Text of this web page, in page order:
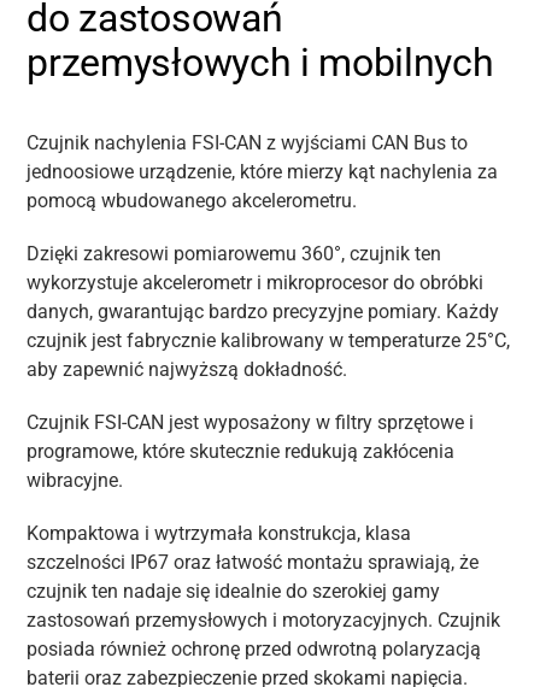
do zastosowań
przemysłowych i mobilnych
Czujnik nachylenia FSI-CAN z wyjściami CAN Bus to
jednoosiowe urządzenie, które mierzy kąt nachylenia za
pomocą wbudowanego akcelerometru.
Dzięki zakresowi pomiarowemu 360°, czujnik ten
wykorzystuje akcelerometr i mikroprocesor do obróbki
danych, gwarantując bardzo precyzyjne pomiary. Każdy
czujnik jest fabrycznie kalibrowany w temperaturze 25°C,
aby zapewnić najwyższą dokładność.
Czujnik FSI-CAN jest wyposażony w filtry sprzętowe i
programowe, które skutecznie redukują zakłócenia
wibracyjne.
Kompaktowa i wytrzymała konstrukcja, klasa
szczelności IP67 oraz łatwość montażu sprawiają, że
czujnik ten nadaje się idealnie do szerokiej gamy
zastosowań przemysłowych i motoryzacyjnych. Czujnik
posiada również ochronę przed odwrotną polaryzacją
baterii oraz zabezpieczenie przed skokami napięcia.